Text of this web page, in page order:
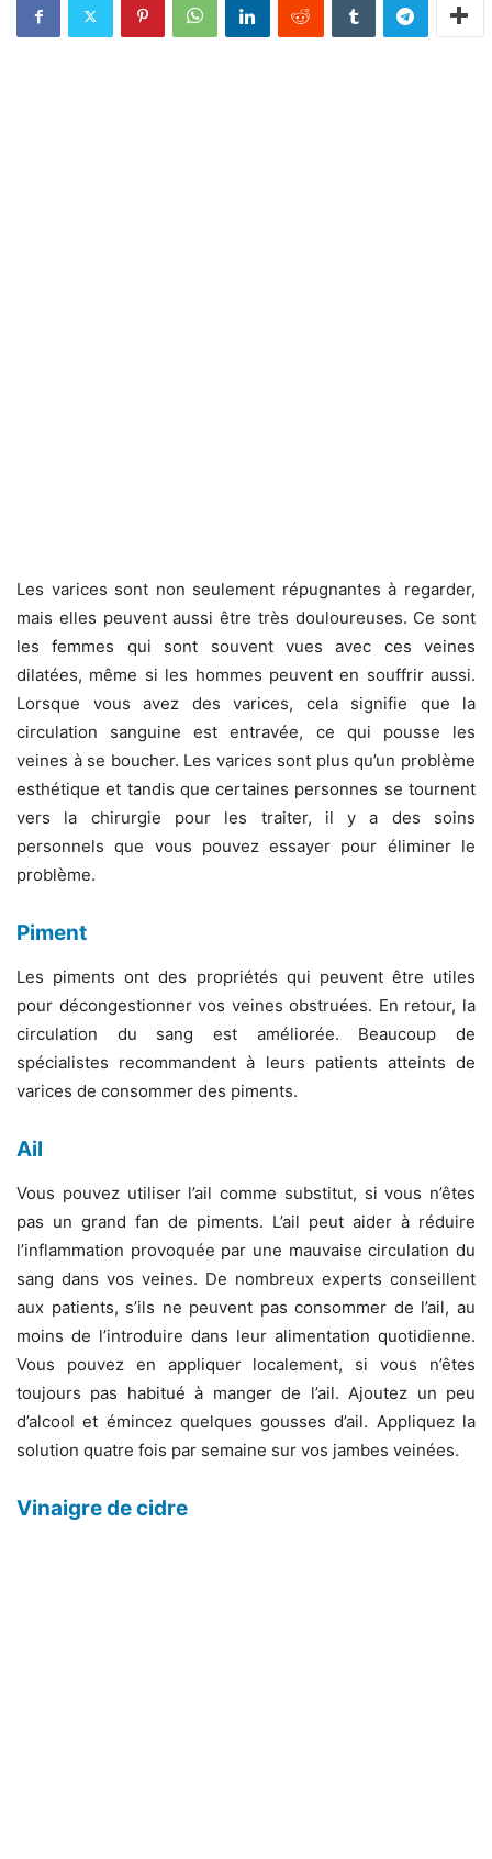
Les varices sont non seulement répugnantes à regarder,
mais elles peuvent aussi être très douloureuses. Ce sont
les femmes qui sont souvent vues avec ces veines
dilatées, même si les hommes peuvent en souffrir aussi.
Lorsque vous avez des varices, cela signifie que la
circulation sanguine est entravée, ce qui pousse les
veines à se boucher. Les varices sont plus qu’un problème
esthétique et tandis que certaines personnes se tournent
vers la chirurgie pour les traiter, il y a des soins
personnels que vous pouvez essayer pour éliminer le
problème.
Piment
Les piments ont des propriétés qui peuvent être utiles
pour décongestionner vos veines obstruées. En retour, la
circulation du sang est améliorée. Beaucoup de
spécialistes recommandent à leurs patients atteints de
varices de consommer des piments.
Ail
Vous pouvez utiliser l’ail comme substitut, si vous n’êtes
pas un grand fan de piments. L’ail peut aider à réduire
l’inflammation provoquée par une mauvaise circulation du
sang dans vos veines. De nombreux experts conseillent
aux patients, s’ils ne peuvent pas consommer de l’ail, au
moins de l’introduire dans leur alimentation quotidienne.
Vous pouvez en appliquer localement, si vous n’êtes
toujours pas habitué à manger de l’ail. Ajoutez un peu
d’alcool et émincez quelques gousses d’ail. Appliquez la
solution quatre fois par semaine sur vos jambes veinées.
Vinaigre de cidre